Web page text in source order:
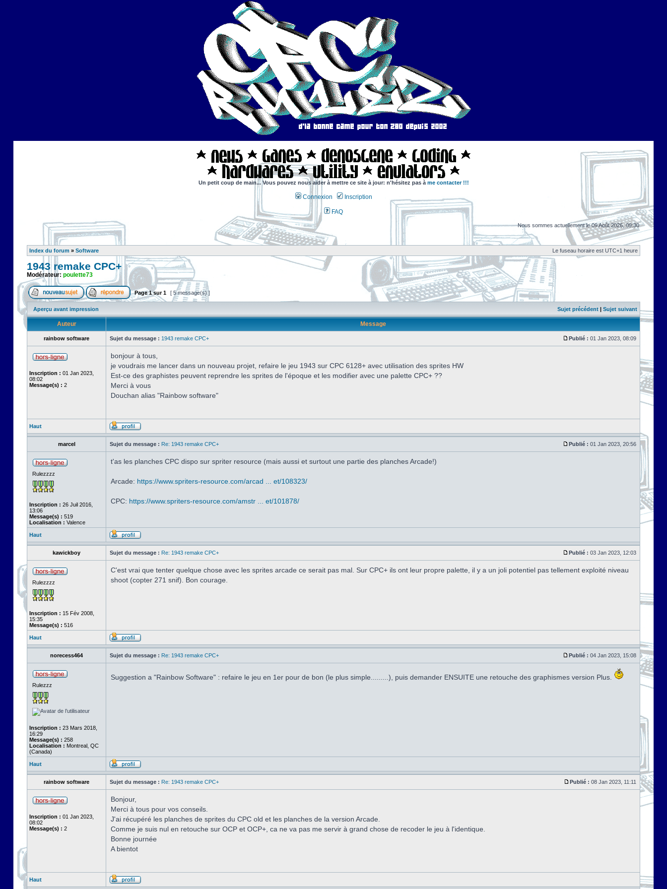
Un petit coup de main... Vous pouvez nous aider à mettre ce site à jour: n'hésitez pas à me contacter !!!
Connexion Inscription
FAQ
Nous sommes actuellement le 09 Août 2026, 09:30
Index du forum » Software Le fuseau horaire est UTC+1 heure
1943 remake CPC+
Modérateur: poulette73
Page1sur1 [ 5 message(s) ]
Aperçu avant impression Sujet précédent | Sujet suivant
Auteur Message
rainbow software Sujet du message : 1943 remake CPC+ Publié : 01 Jan 2023, 08:09
Inscription : 01 Jan 2023,
08:02
Message(s) : 2
bonjour à tous,
je voudrais me lancer dans un nouveau projet, refaire le jeu 1943 sur CPC 6128+ avec utilisation des sprites HW
Est-ce des graphistes peuvent reprendre les sprites de l'époque et les modifier avec une palette CPC+ ??
Merci à vous
Douchan alias "Rainbow software"
Haut
marcel Sujet du message : Re: 1943 remake CPC+ Publié : 01 Jan 2023, 20:56
Rulezzzz
Inscription : 26 Juil 2016,
13:06
Message(s) : 519
Localisation : Valence
t'as les planches CPC dispo sur spriter resource (mais aussi et surtout une partie des planches Arcade!)
Arcade: https://www.spriters-resource.com/arcad ... et/108323/
CPC: https://www.spriters-resource.com/amstr ... et/101878/
Haut
kawickboy Sujet du message : Re: 1943 remake CPC+ Publié : 03 Jan 2023, 12:03
Rulezzzz
Inscription : 15 Fév 2008,
15:35
Message(s) : 516
C'est vrai que tenter quelque chose avec les sprites arcade ce serait pas mal. Sur CPC+ ils ont leur propre palette, il y a un joli potentiel pas tellement exploité niveau
shoot (copter 271 snif). Bon courage.
Haut
norecess464 Sujet du message : Re: 1943 remake CPC+ Publié : 04 Jan 2023, 15:08
Rulezzz
Inscription : 23 Mars 2018,
16:29
Message(s) : 258
Localisation : Montreal, QC
(Canada)
Suggestion a "Rainbow Software" : refaire le jeu en 1er pour de bon (le plus simple.........), puis demander ENSUITE une retouche des graphismes version Plus.
Haut
rainbow software Sujet du message : Re: 1943 remake CPC+ Publié : 08 Jan 2023, 11:11
Inscription : 01 Jan 2023,
08:02
Message(s) : 2
Bonjour,
Merci à tous pour vos conseils.
J'ai récupéré les planches de sprites du CPC old et les planches de la version Arcade.
Comme je suis nul en retouche sur OCP et OCP+, ca ne va pas me servir à grand chose de recoder le jeu à l'identique.
Bonne journée
A bientot
Haut